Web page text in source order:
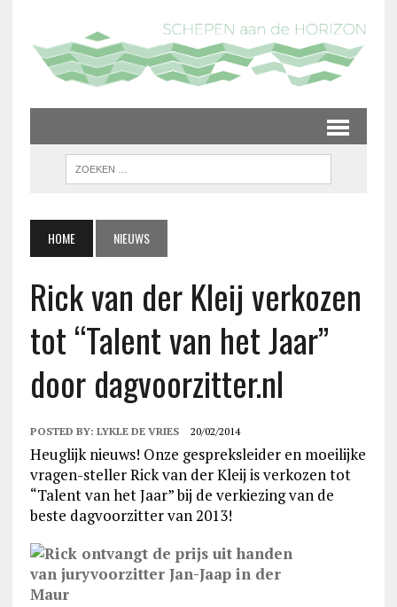
HOME NIEUWS
Rick van der Kleij verkozen
tot “Talent van het Jaar”
door dagvoorzitter.nl
POSTED BY: LYKLE DE VRIES 20/02/2014
Heuglijk nieuws! Onze gespreksleider en moeilijke
vragen-steller Rick van der Kleij is verkozen tot
“Talent van het Jaar” bij de verkiezing van de
beste dagvoorzitter van 2013!